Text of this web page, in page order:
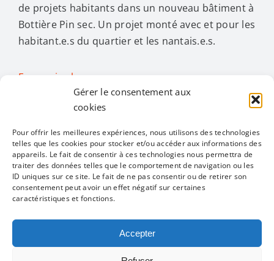
Gérer le consentement aux
cookies
Pour offrir les meilleures expériences, nous utilisons des technologies
telles que les cookies pour stocker et/ou accéder aux informations des
appareils. Le fait de consentir à ces technologies nous permettra de
traiter des données telles que le comportement de navigation ou les
ID uniques sur ce site. Le fait de ne pas consentir ou de retirer son
consentement peut avoir un effet négatif sur certaines
caractéristiques et fonctions.
Accepter
de projets habitants dans un nouveau bâtiment à
Bottière Pin sec. Un projet monté avec et pour les
habitant.e.s du quartier et les nantais.e.s.
En savoir plus…
Toggle
Navigation
Toutes les activités
Alimentation
Restons en contact
Mentions légales